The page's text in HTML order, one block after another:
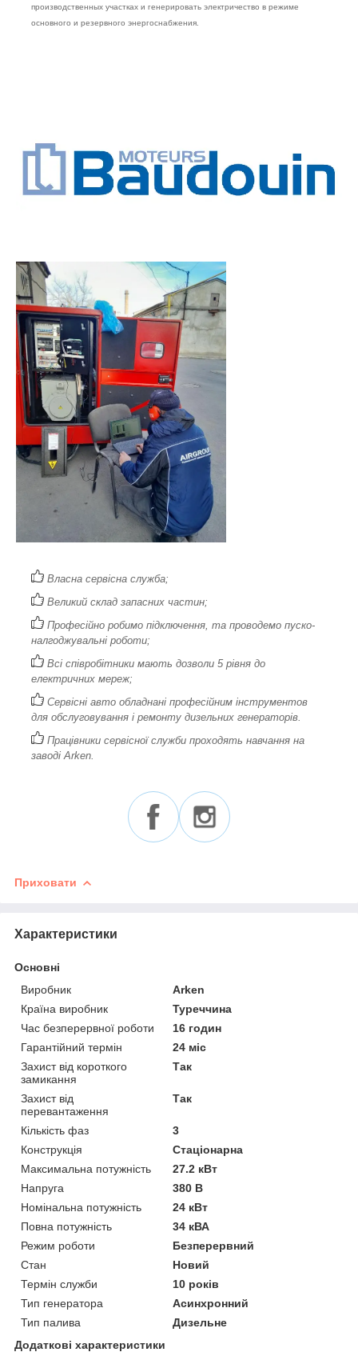
производственных участках и генерировать электричество в режиме
основного и резервного энергоснабжения.
Власна сервісна служба;
Великий склад запасних частин;
Професійно робимо підключення, та проводемо пуско-
налгоджувальні роботи;
Всі співробітники мають дозволи 5 рівня до
електричних мереж;
Сервісні авто обладнані професійним інструментов
для обслуговування і ремонту дизельних генераторів.
Працівники сервісної служби проходять навчання на
заводі Arken.
Приховати
Характеристики
Основні
Виробник
Arken
Країна виробник
Туреччина
Час безперервної роботи
16 годин
Гарантійний термін
24 міс
Захист від короткого
замикання
Так
Захист від
перевантаження
Так
Кількість фаз
3
Конструкція
Стаціонарна
Максимальна потужність
27.2 кВт
Напруга
380 В
Номінальна потужність
24 кВт
Повна потужність
34 кВА
Режим роботи
Безперервний
Стан
Новий
Термін служби
10 років
Тип генератора
Асинхронний
Тип палива
Дизельне
Додаткові характеристики